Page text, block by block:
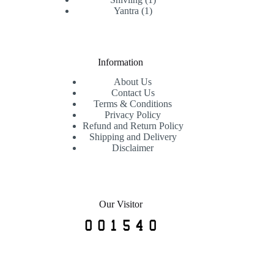
Yantra 1
Information
About Us
Contact Us
Terms & Conditions
Privacy Policy
Refund and Return Policy
Shipping and Delivery
Disclaimer
Our Visitor